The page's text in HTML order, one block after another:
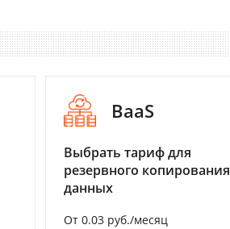
BaaS
Выбрать тариф для
резервного копирования
данных
От 0.03 руб./месяц